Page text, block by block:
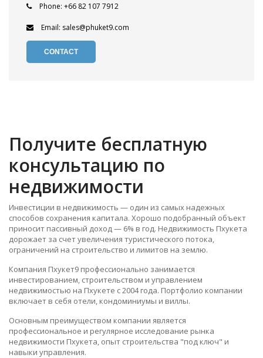
Phone: +66 82 107 7912
Email: sales@phuket9.com
CONTACT
Получите бесплатную
консультацию по
недвижимости
Инвестиции в недвижимость — один из самых надежных
способов сохранения капитала. Хорошо подобранный объект
приносит пассивный доход — 6% в год. Недвижимость Пхукета
дорожает за счет увеличения туристического потока,
ограничений на строительство и лимитов на землю.
Компания Пхукет9 профессионально занимается
инвестированием, строительством и управлением
недвижимостью на Пхукете с 2004 года. Портфолио компании
включает в себя отели, кондоминиумы и виллы.
Основным преимуществом компании является
профессиональное и регулярное исследование рынка
недвижимости Пхукета, опыт строительства "под ключ" и
навыки управления.